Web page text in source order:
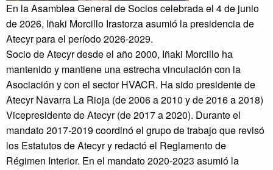
En la Asamblea General de Socios celebrada el 4 de junio
de 2026, Iñaki Morcillo Irastorza asumió la presidencia de
Atecyr para el período 2026-2029.
Socio de Atecyr desde el año 2000, Iñaki Morcillo ha
mantenido y mantiene una estrecha vinculación con la
Asociación y con el sector HVACR. Ha sido presidente de
Atecyr Navarra La Rioja (de 2006 a 2010 y de 2016 a 2018)
Vicepresidente de Atecyr (de 2017 a 2020). Durante el
mandato 2017-2019 coordinó el grupo de trabajo que revisó
los Estatutos de Atecyr y redactó el Reglamento de
Régimen Interior. En el mandato 2020-2023 asumió la